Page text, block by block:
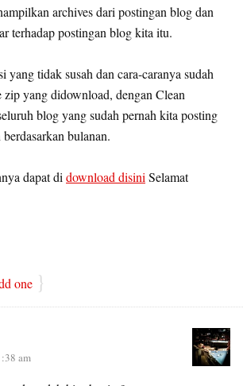
archives dari postingan blog dan
terhadap postingan blog kita itu.
yang tidak susah dan cara-caranya sudah
yang didownload, dengan Clean
blog yang sudah pernah kita posting
bulanan.
dapat di download disini Selamat
one }
am